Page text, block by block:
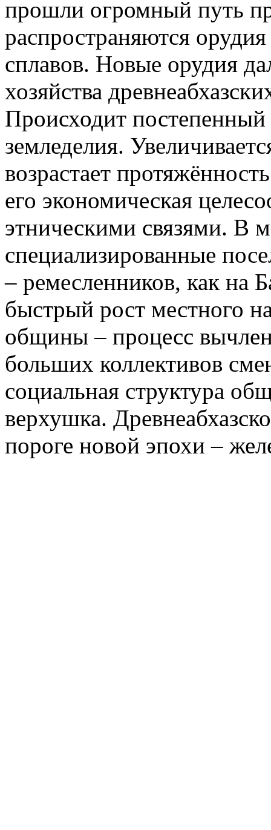
прошли огромный путь
распространяются
сплавов. Новые орудия
хозяйства
Происходит
земледелия.
возрастает
его экономическая
этническими связями. В
специализированные
– ремесленников, как на
быстрый рост местного
общины – процесс
больших коллективов
социальная структура
верхушка.
пороге новой эпохи –